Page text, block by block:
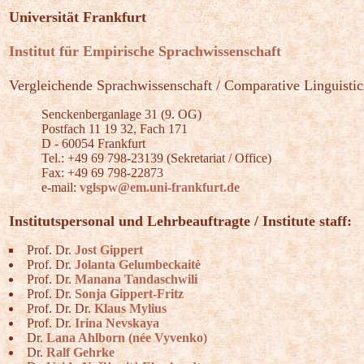
Universität Frankfurt
Institut für Empirische Sprachwissenschaft
Vergleichende Sprachwissenschaft / Comparative
Senckenberganlage 31 (9. OG)
Postfach 11 19 32, Fach 171
D - 60054 Frankfurt
Tel.: +49 69 798-23139 (Sekretariat / Office)
Fax: +49 69 798-22873
e-mail: vglspw@em.uni-frankfurt.de
Institutspersonal und Lehrbeauftragte / Institute staff:
Prof. Dr. Jost Gippert
Prof. Dr. Jolanta Gelumbeckaitė
Prof. Dr. Manana Tandaschwili
Prof. Dr. Sonja Gippert-Fritz
Prof. Dr. Dr.Klaus Mylius
Prof. Dr. Irina Nevskaya
Dr. Lana Ahlborn (née Vyvenko)
Dr. Ralf Gehrke